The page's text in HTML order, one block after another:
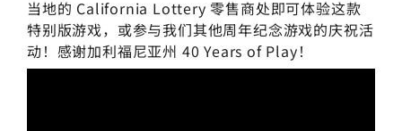
当地的 California Lottery 零售商处即可体验这款
特别版游戏，或参与我们其他周年纪念游戏的庆祝活
动！感谢加利福尼亚州 40 Years of Play！